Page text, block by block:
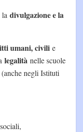
divulgazione e la
umani, civili e
legalità nelle scuole
negli Istituti